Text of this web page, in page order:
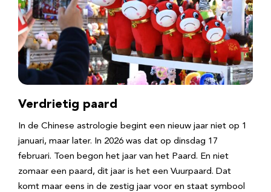
Verdrietig paard
In de Chinese astrologie begint een nieuw jaar niet op 1
januari, maar later. In 2026 was dat op dinsdag 17
februari. Toen begon het jaar van het Paard. En niet
zomaar een paard, dit jaar is het een Vuurpaard. Dat
komt maar eens in de zestig jaar voor en staat symbool